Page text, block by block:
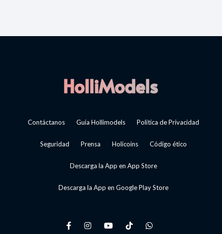
Contáctanos Guía Hollimodels Política de Privacidad
Seguridad Prensa Holicoins Código ético
Descarga la App en App Store
Descarga la App en Google Play Store